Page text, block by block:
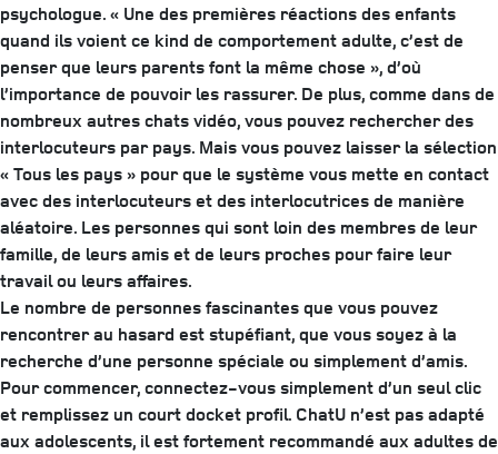
psychologue. « Une des premières réactions des enfants
quand ils voient ce kind de comportement adulte, c’est de
penser que leurs parents font la même chose », d’où
l’importance de pouvoir les rassurer. De plus, comme dans de
nombreux autres chats vidéo, vous pouvez rechercher des
interlocuteurs par pays. Mais vous pouvez laisser la sélection
« Tous les pays » pour que le système vous mette en contact
avec des interlocuteurs et des interlocutrices de manière
aléatoire. Les personnes qui sont loin des membres de leur
famille, de leurs amis et de leurs proches pour faire leur
travail ou leurs affaires.
Le nombre de personnes fascinantes que vous pouvez
rencontrer au hasard est stupéfiant, que vous soyez à la
recherche d’une personne spéciale ou simplement d’amis.
Pour commencer, connectez-vous simplement d’un seul clic
et remplissez un court docket profil. ChatU n’est pas adapté
aux adolescents, il est fortement recommandé aux adultes de